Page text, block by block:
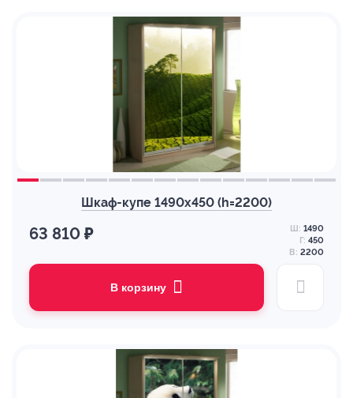
Шкаф-купе 1490х450 (h=2200)
63 810 ₽ Ш: 1490
Г: 450
В: 2200
В корзину